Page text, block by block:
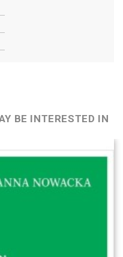
BE INTERESTED IN